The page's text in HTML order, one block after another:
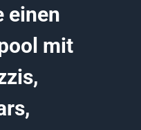
einen
mit